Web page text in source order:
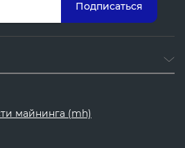
майнинга (mh)